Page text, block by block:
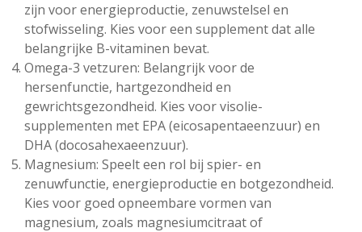
zijn voor energieproductie, zenuwstelsel en
stofwisseling. Kies voor een supplement dat alle
belangrijke B-vitaminen bevat.
Omega-3 vetzuren: Belangrijk voor de
hersenfunctie, hartgezondheid en
gewrichtsgezondheid. Kies voor visolie-
supplementen met EPA (eicosapentaeenzuur) en
DHA (docosahexaeenzuur).
Magnesium: Speelt een rol bij spier- en
zenuwfunctie, energieproductie en botgezondheid.
Kies voor goed opneembare vormen van
magnesium, zoals magnesiumcitraat of